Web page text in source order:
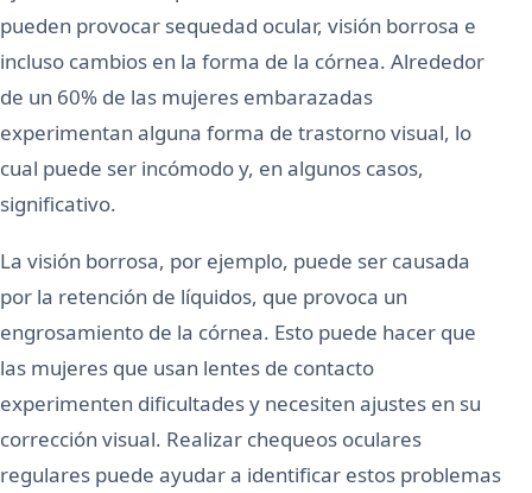
pueden provocar sequedad ocular, visión borrosa e
incluso cambios en la forma de la córnea. Alrededor
de un 60% de las mujeres embarazadas
experimentan alguna forma de trastorno visual, lo
cual puede ser incómodo y, en algunos casos,
significativo.
La visión borrosa, por ejemplo, puede ser causada
por la retención de líquidos, que provoca un
engrosamiento de la córnea. Esto puede hacer que
las mujeres que usan lentes de contacto
experimenten dificultades y necesiten ajustes en su
corrección visual. Realizar chequeos oculares
regulares puede ayudar a identificar estos problemas